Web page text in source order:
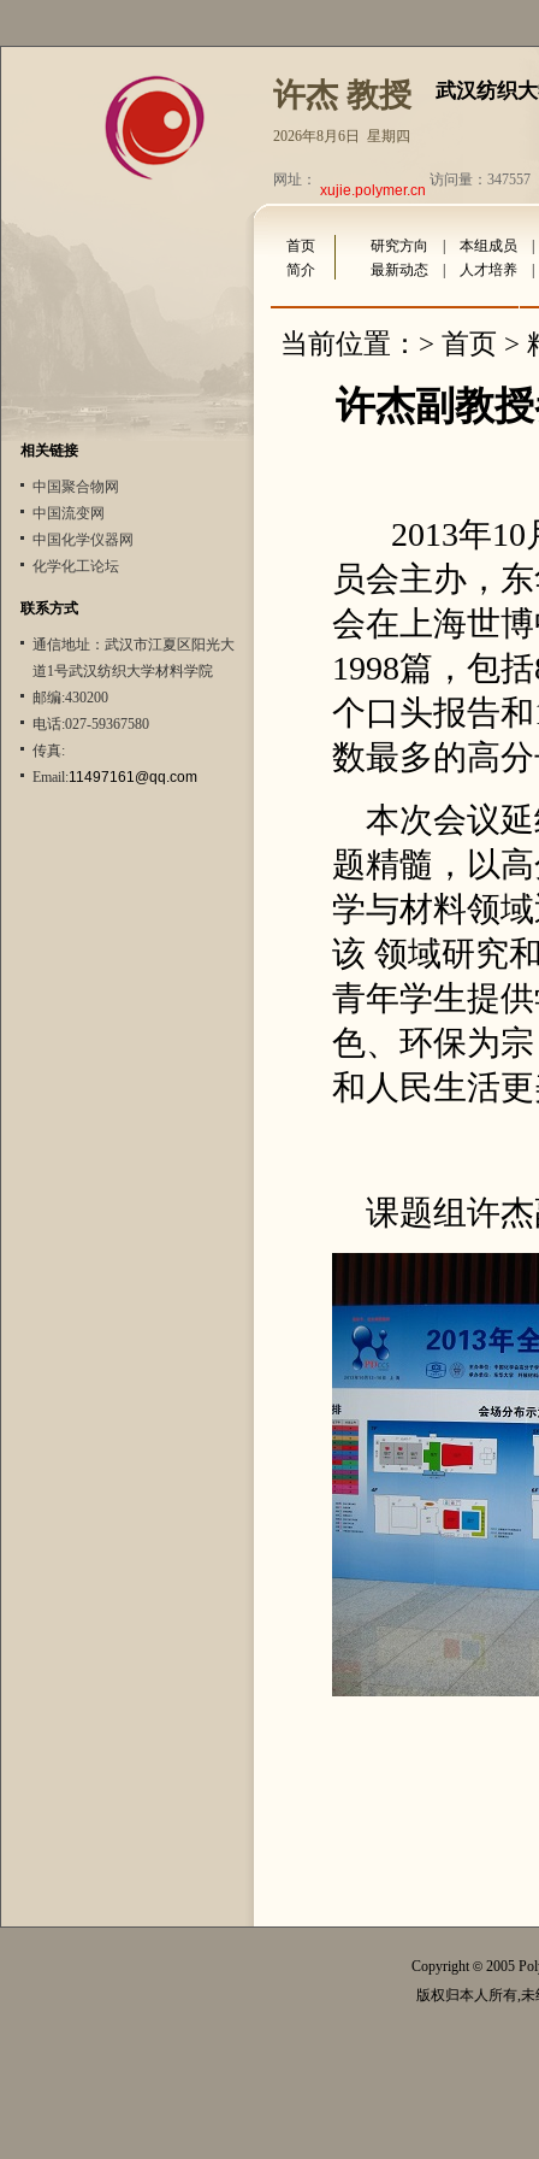
许杰 教授 武汉纺织
2026年8月6日 星期四
网址： xujie.polymer.cn 访问量：347557
相关链接
中国聚合物网
中国流变网
中国化学仪器网
化学化工论坛
联系方式
通信地址：武汉市江夏区阳光大
道1号武汉纺织大学材料学院
邮编:430200
电话:027-59367580
传真:
Email:11497161@qq.com
首页 研究方向 本组成员
简介
最新动态 人才培养
当前位置：> 首页 >
许杰副教
2013年10
员会主办，
会在上海世
1998篇，包括
个口头报告和
数最多的高
本次会议
题精髓，以
学与材料领
该 领域研究
青年学生提
色、环保为
和人民生活
课题组许
Copyright© 2005
版权归本人所有,